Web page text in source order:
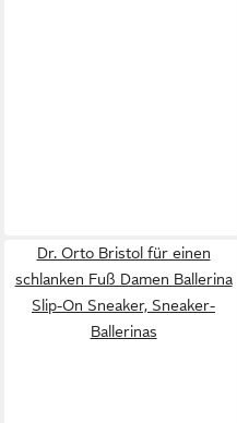
Dr. Orto Bristol für einen
schlanken Fuß Damen Ballerina
Slip-On Sneaker, Sneaker-
Ballerinas